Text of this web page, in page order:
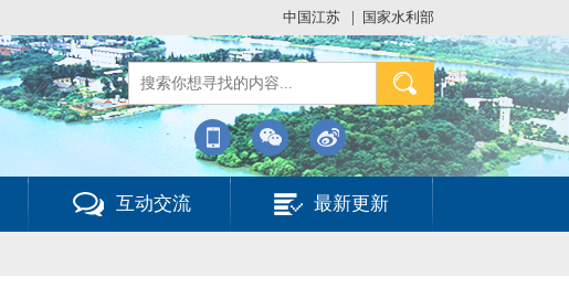
中国江苏 国家水利部
互动交流 最新更新